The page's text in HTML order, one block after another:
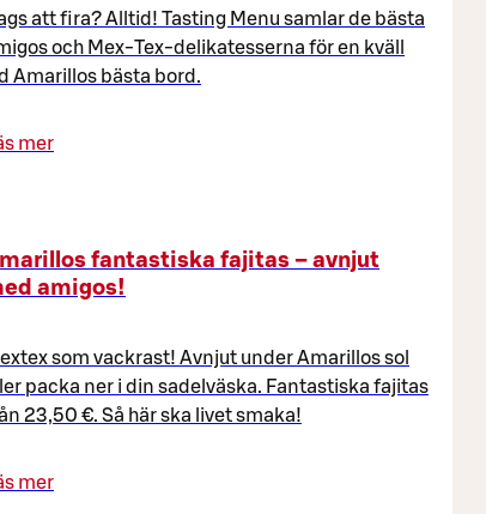
att fira? Alltid! Tasting Menu samlar de bästa
och Mex-Tex-delikatesserna för en kväll
Amarillos bästa bord.
mer
fantastiska fajitas – avnjut
amigos!
som vackrast! Avnjut under Amarillos sol
packa ner i din sadelväska. Fantastiska fajitas
23,50 €. Så här ska livet smaka!
mer